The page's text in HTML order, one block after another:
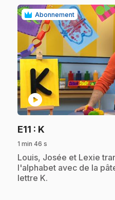
Abonnement
play_circle
E11 : K
1 min 46 s
.Louis, Josée et Lexie
l'alphabet avec de la
lettre K.